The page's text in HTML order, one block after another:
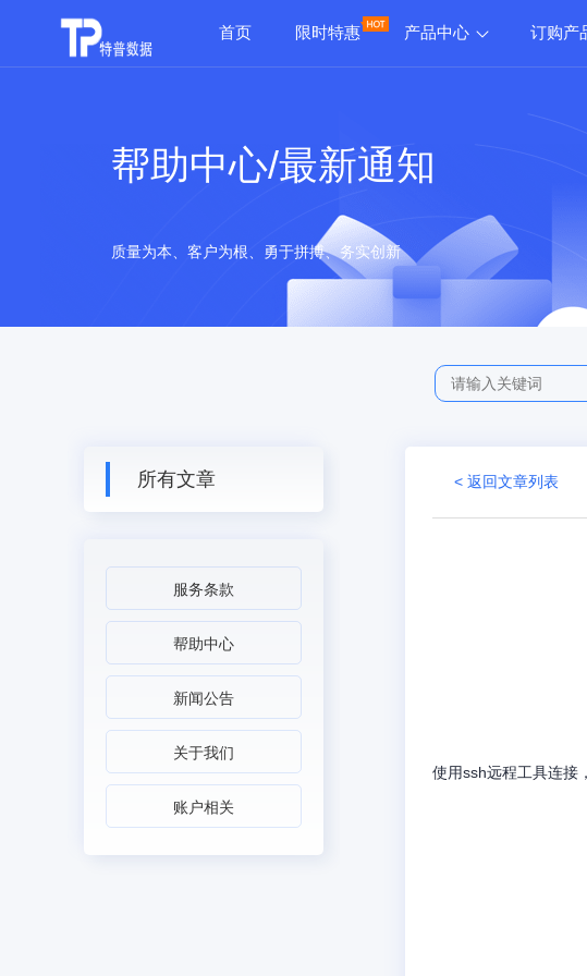
首页 限时特惠 产品中心 订购产
帮助中心/最新通知
质量为本、客户为根、勇于拼搏、务实创新
所有文章
服务条款
帮助中心
新闻公告
关于我们
账户相关
< 返回文章列表
使用ssh远程工具连接